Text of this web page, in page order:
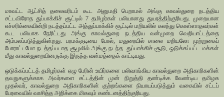
மாவட்ட ஆட்சித் தலைவரிடம் கூட அனுமதி பெறாமல் அங்கு காவல்துறை
நடத்திய
சட்டவிரோத துப்பாக்கிச் சூட்டில் 7 தமிழர்கள் பலியானது துயரத்திற்குரியது. முறையான
எச்சரிக்கையின்றி நடத்தப்பட்ட அத்துப்பாக்கிச் சூட்டில் மறியலில் கலந்து கொள்ளாதவர்கள்
கூட
பலியாக நேரிட்டது அங்கு காவல்துறை நடத்திய வன்முறை
வெறியாட்டத்தை
அம்பலப்படுத்துகின்றது. பரமக்குடியை போல், மதுரையில் சாலை மறியலோ முற்றுகைப்
போராட்டமோ நடத்தப்படாத சூழலில் அங்கு நடந்த துப்பாக்கிச் சூடு,ஒடுக்கப்பட்ட மக்கள்
மீது காவல்துறையினருக்கு இருந்த வன்மத்தைக் காட்டியது.
ஒடுக்கப்பட்டத் தமிழர்கள் ஏழு பேரின் உயிர்களை பலிவாங்கிய காவல்துறை அதிகாரிகளின்
தவறுகளுக்காக
அவர்களை சட்டத்தின் முன் நிறுத்தி தண்டிக்க வேண்டிய
தமிழக
முதல்வர்,காவல்துறை அதிகாரிகளின் குற்றங்களை நியாயப்படுத்தும் வகையில் சட்டப்
பேரவையில் வாசித்த அறிக்கை மிகவும் கண்டனத்திற்குரியது.